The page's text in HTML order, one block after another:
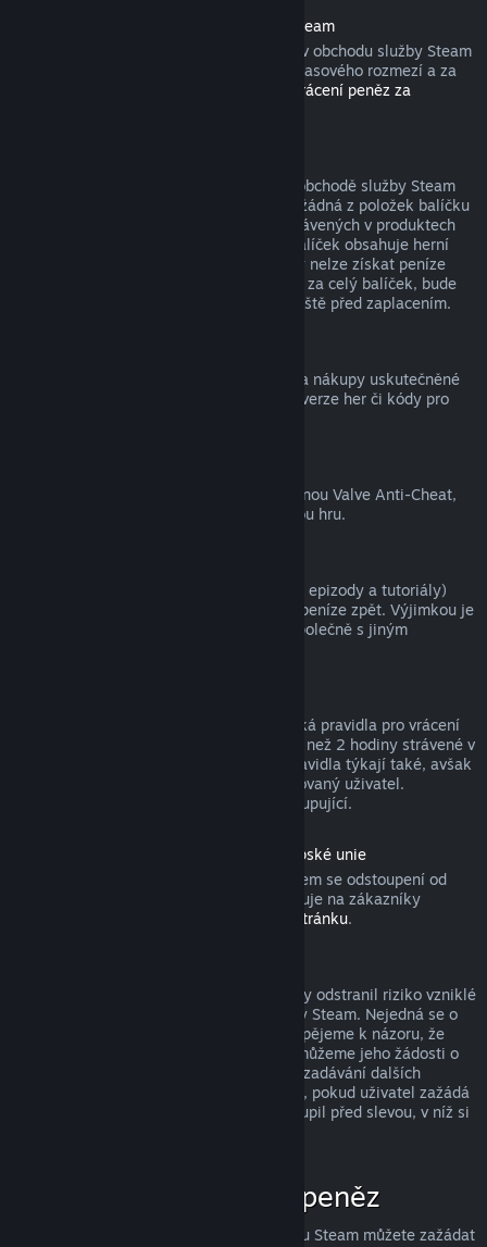
Hardware zakoupený v obchodu služby Steam
U hardwaru a příslušenství zakoupeného v obchodu služby Steam
můžete zažádat o vrácení peněz v rámci časového rozmezí a za
Podmínkách vrácení peněz za
Peníze utracené za balíček zakoupený v obchodě služby Steam
lze získat zpět v plné výši, pokud nebyla žádná z položek balíčku
převedena na jiný účet a součet hodin strávených v produktech
balíčku nepřesahuje dvě hodiny. Pokud balíček obsahuje herní
položku nebo stáhnutelný obsah, za který nelze získat peníze
zpět, a tím pádem nelze získat peníze ani za celý balíček, bude
zákazník na tuto skutečnost upozorněn ještě před zaplacením.
Společnost Valve nemůže vracet peníze za nákupy uskutečněné
mimo službu Steam (například krabicové verze her či kódy pro
Pokud je uživatel ve hře zabanován ochranou Valve Anti-Cheat,
přichází o právo na vrácení peněz za danou hru.
Za videa (tedy filmy, krátké filmy, seriály, epizody a tutoriály)
zakoupená ve službě Steam nelze získat peníze zpět. Výjimkou je
případ, kdy bylo video součástí balíčku společně s jiným
Na neaktivované dárky se vztahují klasická pravidla pro vrácení
peněz (tedy 14 dnů od zakoupení a méně než 2 hodiny strávené v
produktu). Aktivovaných dárků se tato pravidla týkají také, avšak
žádost o vrácení peněz musí zadat obdarovaný uživatel.
Prostředky použité k nákupu získá zpět kupující.
Odstoupení od smlouvy podle práva Evropské unie
Pokud se chcete dozvědět, jakým způsobem se odstoupení od
smlouvy podle práva Evropské unie vztahuje na zákazníky
tuto stránku.
Systém vracení peněz byl navržen tak, aby odstranil riziko vzniklé
při nakupování produktů v obchodě služby Steam. Nejedná se o
způsob, jak získat hry zdarma! Pokud dospějeme k názoru, že
některý uživatel tento systém zneužívá, můžeme jeho žádosti o
vrácení peněz zamítnout a znemožnit mu zadávání dalších
žádostí. Za zneužití nepovažujeme případ, pokud uživatel zažádá
o vrácení peněz za produkt, který si zakoupil před slevou, v níž si
Jak zažádat o vrácení peněz
O vrácení peněz či jinou pomoc se službou Steam můžete zažádat